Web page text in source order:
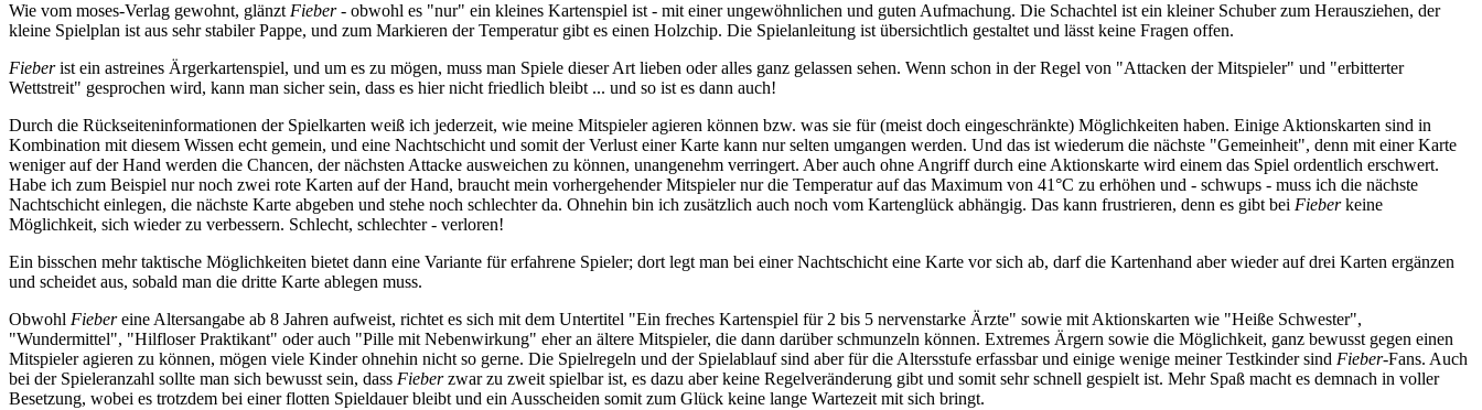
Wie vom moses-Verlag gewohnt, glänzt Fieber- obwohl es "nur" ein kleines Kartenspiel ist - mit einer ungewöhnlichen und guten Aufmachung. Die Schachtel ist ein kleiner Schuber zum Herausziehen, der
kleine Spielplan ist aus sehr stabiler Pappe, und zum Markieren der Temperatur gibt es einen Holzchip. Die Spielanleitung ist übersichtlich gestaltet und lässt keine Fragen offen.
Fieberist ein astreines Ärgerkartenspiel, und um es zu mögen, muss man Spiele dieser Art lieben oder alles ganz gelassen sehen. Wenn schon in der Regel von "Attacken der Mitspieler" und "erbitterter
Wettstreit" gesprochen wird, kann man sicher sein, dass es hier nicht friedlich bleibt ... und so ist es dann auch!
Durch die Rückseiteninformationen der Spielkarten weiß ich jederzeit, wie meine Mitspieler agieren können bzw. was sie für (meist doch eingeschränkte) Möglichkeiten haben. Einige Aktionskarten sind in
Kombination mit diesem Wissen echt gemein, und eine Nachtschicht und somit der Verlust einer Karte kann nur selten umgangen werden. Und das ist wiederum die nächste "Gemeinheit", denn mit einer Karte
weniger auf der Hand werden die Chancen, der nächsten Attacke ausweichen zu können, unangenehm verringert. Aber auch ohne Angriff durch eine Aktionskarte wird einem das Spiel ordentlich erschwert.
Habe ich zum Beispiel nur noch zwei rote Karten auf der Hand, braucht mein vorhergehender Mitspieler nur die Temperatur auf das Maximum von 41°C zu erhöhen und - schwups - muss ich die nächste
Nachtschicht einlegen, die nächste Karte abgeben und stehe noch schlechter da. Ohnehin bin ich zusätzlich auch noch vom Kartenglück abhängig. Das kann frustrieren, denn es gibt bei Fieberkeine
Möglichkeit, sich wieder zu verbessern. Schlecht, schlechter - verloren!
Ein bisschen mehr taktische Möglichkeiten bietet dann eine Variante für erfahrene Spieler; dort legt man bei einer Nachtschicht eine Karte vor sich ab, darf die Kartenhand aber wieder auf drei Karten ergänzen
und scheidet aus, sobald man die dritte Karte ablegen muss.
Obwohl Fiebereine Altersangabe ab 8 Jahren aufweist, richtet es sich mit dem Untertitel "Ein freches Kartenspiel für 2 bis 5 nervenstarke Ärzte" sowie mit Aktionskarten wie "Heiße Schwester",
"Wundermittel", "Hilfloser Praktikant" oder auch "Pille mit Nebenwirkung" eher an ältere Mitspieler, die dann darüber schmunzeln können. Extremes Ärgern sowie die Möglichkeit, ganz bewusst gegen einen
Mitspieler agieren zu können, mögen viele Kinder ohnehin nicht so gerne. Die Spielregeln und der Spielablauf sind aber für die Altersstufe erfassbar und einige wenige meiner Testkinder sind Fieber-Fans. Auch
bei der Spieleranzahl sollte man sich bewusst sein, dass Fieberzwar zu zweit spielbar ist, es dazu aber keine Regelveränderung gibt und somit sehr schnell gespielt ist. Mehr Spaß macht es demnach in voller
Besetzung, wobei es trotzdem bei einer flotten Spieldauer bleibt und ein Ausscheiden somit zum Glück keine lange Wartezeit mit sich bringt.